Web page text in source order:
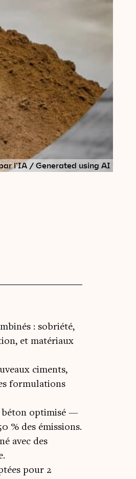
l'IA / Generated using AI
: sobriété,
et matériaux
ciments,
formulations
béton optimisé —
% des émissions.
avec des
pour 2